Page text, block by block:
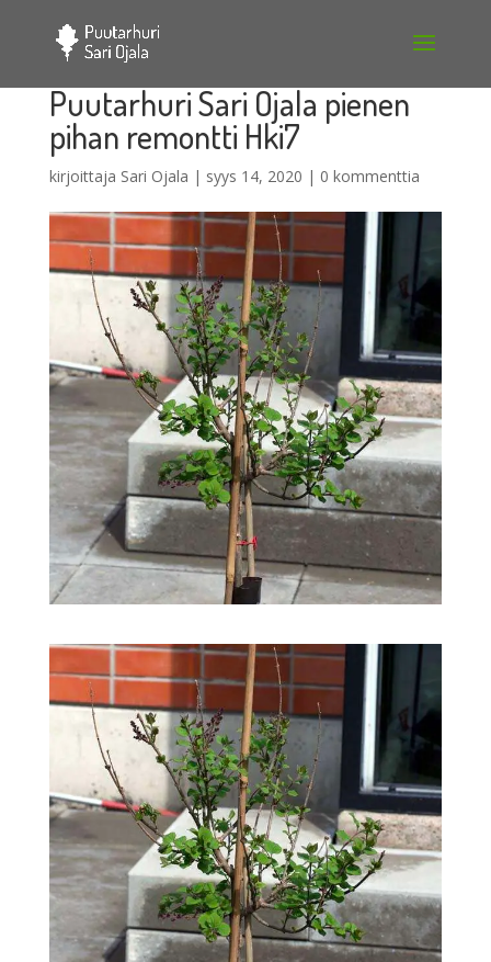
Puutarhuri Sari Ojala pienen
pihan remontti Hki7
kirjoittaja Sari Ojala | syys 14, 2020 | 0 kommenttia